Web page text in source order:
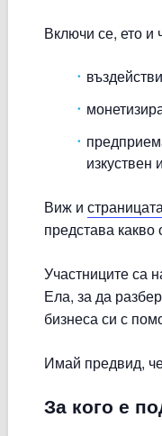
Включи се, ето и
изкуствен
Виж и
представа
Участниците са
Ела, за да
бизнеса си с
Имай предвид,
За кого е